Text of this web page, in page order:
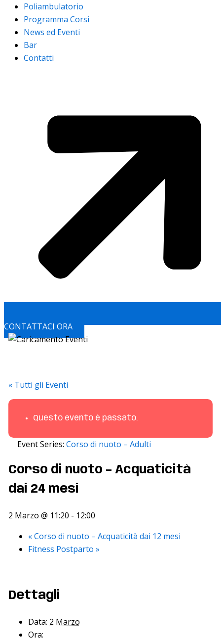
Poliambulatorio
Programma Corsi
News ed Eventi
Bar
Contatti
CONTATTACI ORA
« Tutti gli Eventi
Questo evento è passato.
Event Series: Corso di nuoto – Adulti
Corso di nuoto – Acquaticità
dai 24 mesi
2 Marzo @ 11:20 - 12:00
«Corso di nuoto – Acquaticità dai 12 mesi
Fitness Postparto »
Dettagli
Data: 2 Marzo
Ora: